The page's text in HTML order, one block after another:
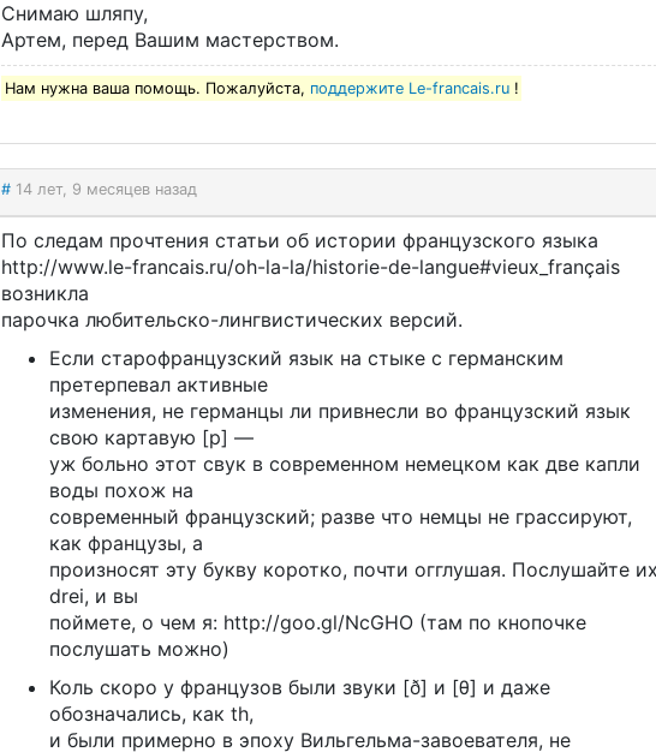
Снимаю шляпу,
Артем, перед Вашим мастерством.
Нам нужна ваша помощь. Пожалуйста, поддержите Le-francais.ru!
# 14 лет, 9 месяцев назад
По следам прочтения статьи об истории французского языка
http://www.le-francais.ru/oh-la-la/historie-de-langue#vieux_français
возникла
парочка любительско-лингвистических версий.
Если старофранцузский язык на стыке с германским
претерпевал активные
изменения, не германцы ли привнесли во французский язык
свою картавую [р] —
уж больно этот свук в современном немецком как две капли
воды похож на
современный французский; разве что немцы не грассируют,
как французы, а
произносят эту букву коротко, почти огглушая. Послушайте их
drei, и вы
поймете, о чем я: http://goo.gl/NcGHO (там по кнопочке
послушать можно)
Коль скоро у французов были звуки [ð] и [θ] и даже
обозначались, как th,
и были примерно в эпоху Вильгельма-завоевателя, не